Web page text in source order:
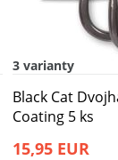
3 varianty
Black Cat
Coating 5 ks
15,95 EUR